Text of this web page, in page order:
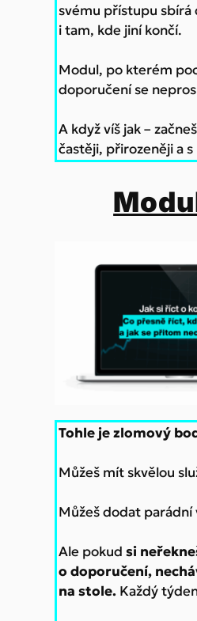
svému přístupu sbírá
i tam, kde jiní končí.
Modul, po kterém
doporučení se
A když víš jak –
častěji, přirozeněji a
Tohle je zlomový
Můžeš mít skvělou
Můžeš dodat parádní
Ale pokud si
o doporučení,
na stole.Každý